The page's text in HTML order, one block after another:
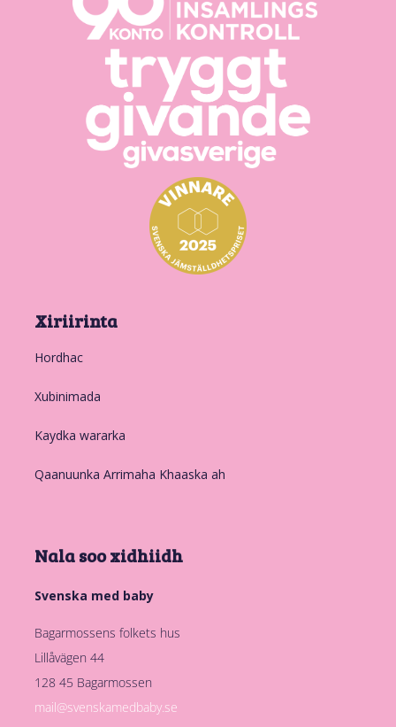
Xiriirinta
Hordhac
Xubinimada
Kaydka wararka
Qaanuunka Arrimaha Khaaska ah
Nala soo xidhiidh
Svenska med baby
Bagarmossens folkets hus
Lillåvägen 44
128 45 Bagarmossen
mail@svenskamedbaby.se